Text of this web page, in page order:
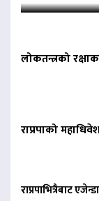
लोकतन्त्रको
राप्रपाको
राप्रपाभित्रैबाट